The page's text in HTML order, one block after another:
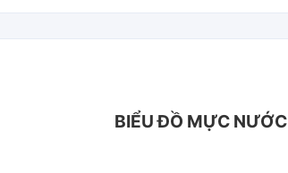
BIỂU ĐỒ MỰC NƯỚC